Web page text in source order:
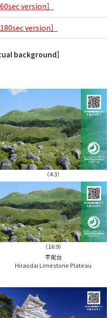
version］
version］
background］
（4:3）
（16:9）
平尾台
Hiraodai Limestone Plateau